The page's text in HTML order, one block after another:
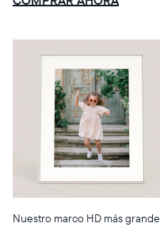
Nuestro marco HD más grande